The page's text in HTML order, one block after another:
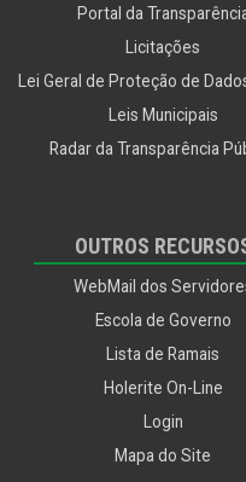
Portal da
Licitações
Lei Geral de Proteção de
Leis Municipais
Radar da Transparência
OUTROS
WebMail dos
Escola de Governo
Lista de Ramais
Holerite On-Line
Login
Mapa do Site